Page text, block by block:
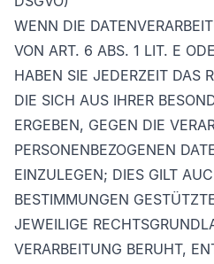
WENN DIE
VON ART. 6 ABS. 1 LIT. E
HABEN SIE JEDERZEIT DAS
DIE SICH AUS IHRER
ERGEBEN, GEGEN DIE
PERSONENBEZOGENEN
EINZULEGEN; DIES GILT
BESTIMMUNGEN
JEWEILIGE
VERARBEITUNG BERUHT,